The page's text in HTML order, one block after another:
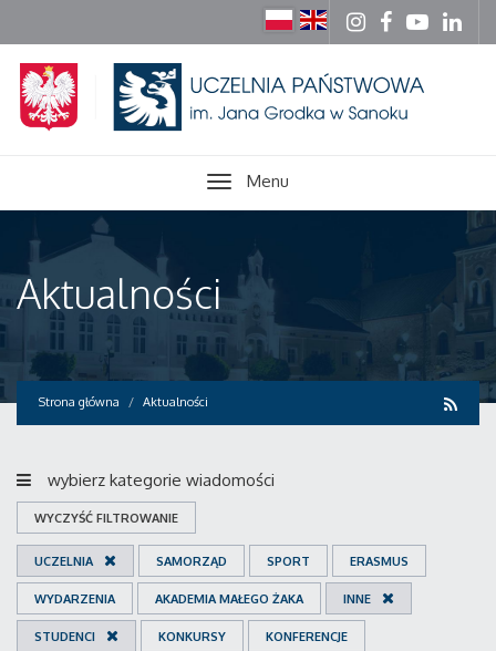
Menu
Aktualności
Strona główna Aktualności
wybierz kategorie wiadomości
WYCZYŚĆ FILTROWANIE
UCZELNIA SAMORZĄD SPORT ERASMUS
WYDARZENIA AKADEMIA MAŁEGO ŻAKA INNE
STUDENCI KONKURSY KONFERENCJE